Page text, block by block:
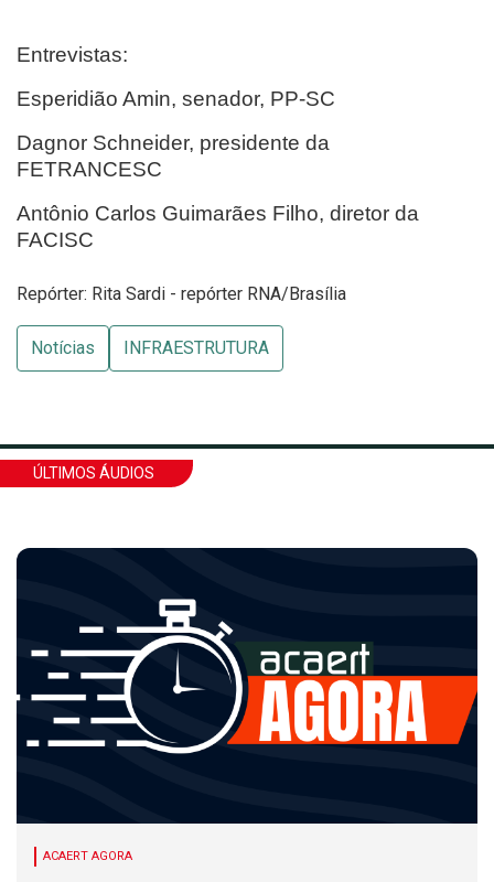
Entrevistas:
Esperidião Amin, senador, PP-SC
Dagnor Schneider, presidente da
FETRANCESC
Antônio Carlos Guimarães Filho, diretor da
FACISC
Repórter: Rita Sardi - repórter RNA/Brasília
Notícias INFRAESTRUTURA
ÚLTIMOS ÁUDIOS
ACAERT AGORA